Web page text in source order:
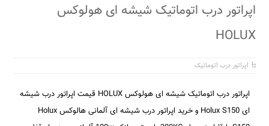
اپراتور درب اتوماتیک شیشه ای هولوکس
HOLUX
اپراتور درب اتوماتیک
اپراتور درب اتوماتیک شیشه ای هولوکس HOLUX قیمت اپراتور درب شیشه
ای Holux S150 و خرید اپراتور درب شیشه ای آلمانی هالوکس Holux